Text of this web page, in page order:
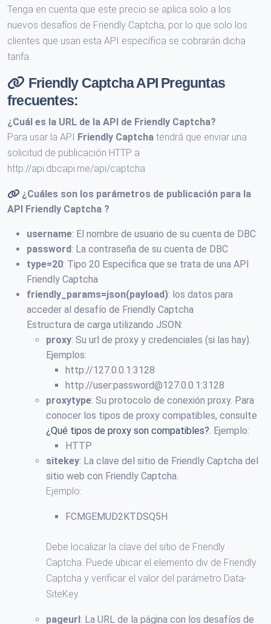
Tenga en cuenta que este precio se aplica solo a los
nuevos desafíos de Friendly Captcha, por lo que solo los
clientes que usan esta API específica se cobrarán dicha
tarifa.
Friendly Captcha API Preguntas
frecuentes:
¿Cuál es la URL de la API de Friendly Captcha?
Para usar la API Friendly Captcha tendrá que enviar una
solicitud de publicación HTTP a
http://api.dbcapi.me/api/captcha
¿Cuáles son los parámetros de publicación para la
API Friendly Captcha ?
username: El nombre de usuario de su cuenta de DBC
password: La contraseña de su cuenta de DBC
type=20: Tipo 20 Especifica que se trata de una API
Friendly Captcha
friendly_params=json(payload): los datos para
acceder al desafío de Friendly Captcha
Estructura de carga utilizando JSON:
proxy: Su url de proxy y credenciales (si las hay).
Ejemplos:
http://127.0.0.1:3128
http://user:password@127.0.0.1 :3128
proxytype: Su protocolo de conexión proxy. Para
conocer los tipos de proxy compatibles, consulte
¿Qué tipos de proxy son compatibles? . Ejemplo:
HTTP
sitekey: La clave del sitio de Friendly Captcha del
sitio web con Friendly Captcha.
Ejemplo:
FCMGEMUD2KTDSQ5H
Debe localizar la clave del sitio de Friendly
Captcha. Puede ubicar el elemento div de Friendly
Captcha y verificar el valor del parámetro Data-
SiteKey.
pageurl: La URL de la página con los desafíos de